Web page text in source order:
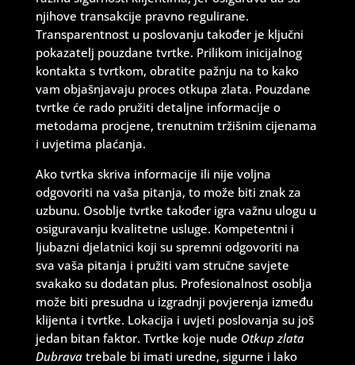
njihove transakcije pravno regulirane.
Transparentnost u poslovanju također je ključni
pokazatelj pouzdane tvrtke. Prilikom inicijalnog
kontakta s tvrtkom, obratite pažnju na to kako
vam objašnjavaju proces otkupa zlata. Pouzdane
tvrtke će rado pružiti detaljne informacije o
metodama procjene, trenutnim tržišnim cijenama
i uvjetima plaćanja.
Ako tvrtka skriva informacije ili nije voljna
odgovoriti na vaša pitanja, to može biti znak za
uzbunu. Osoblje tvrtke također igra važnu ulogu u
osiguravanju kvalitetne usluge. Kompetentni i
ljubazni djelatnici koji su spremni odgovoriti na
sva vaša pitanja i pružiti vam stručne savjete
svakako su dodatan plus. Profesionalnost osoblja
može biti presudna u izgradnji povjerenja između
klijenta i tvrtke. Lokacija i uvjeti poslovanja su još
jedan bitan faktor. Tvrtke koje nude Otkup zlata
Dubravatrebale bi imati uredne, sigurne i lako